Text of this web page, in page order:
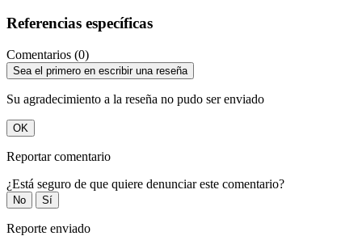
Referencias específicas
Comentarios (0)
Sea el primero en escribir una reseña
Su agradecimiento a la reseña no pudo ser enviado
OK
Reportar comentario
¿Está seguro de que quiere denunciar este comentario?
No Sí
Reporte enviado